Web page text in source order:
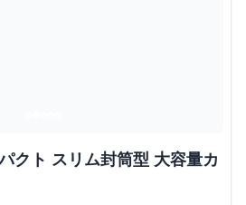
クト スリム封筒型 大容量カ